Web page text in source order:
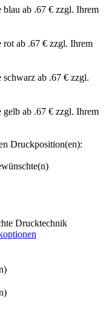
Druckposition(en):
Drucktechnik